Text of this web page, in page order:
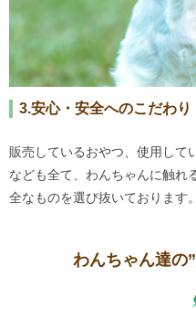
3.安心・安全へのこだわり
販売しているおやつ、使用して
なども全て、わんちゃんに触れ
全なものを選び抜いております。
わんちゃん達の